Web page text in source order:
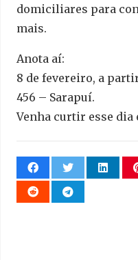
domiciliares para
mais.
Anota aí:
8 de fevereiro, a
456 – Sarapuí.
Venha curtir esse dia